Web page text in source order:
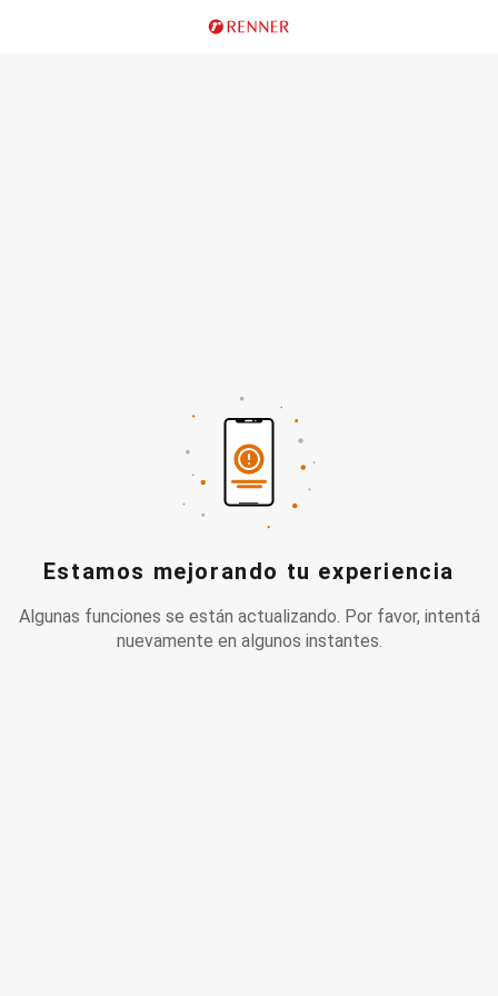
Estamos mejorando tu experiencia
Algunas funciones se están actualizando. Por favor, intentá
nuevamente en algunos instantes.